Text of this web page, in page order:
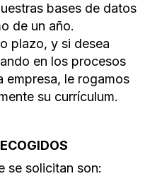
bases de datos
de un año.
plazo, y si desea
en los procesos
empresa, le rogamos
su currículum.
se solicitan son: